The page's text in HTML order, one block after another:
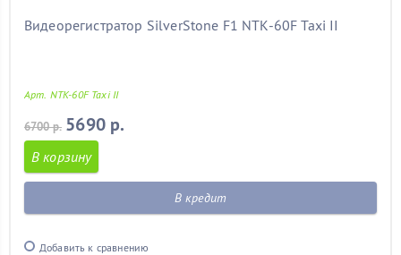
Видеорегистратор SilverStone F1 NTK-60F Taxi II
Арт. NTK-60F Taxi II
6700 р. 5690 р.
В корзину
В кредит
Добавить к сравнению